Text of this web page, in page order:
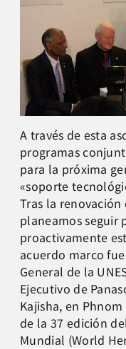
A través de esta
programas
para la próxima
«soporte
Tras la
planeamos seguir
proactivamente
acuerdo marco
General de la
Ejecutivo de
Kajisha, en
de la 37 edición
Mundial (World